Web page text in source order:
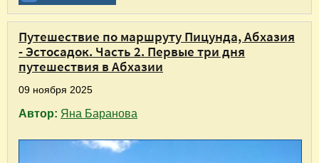
Путешествие по маршруту Пицунда, Абхазия
- Эстосадок. Часть 2. Первые три дня
путешествия в Абхазии
09 ноября 2025
Автор: Яна Баранова